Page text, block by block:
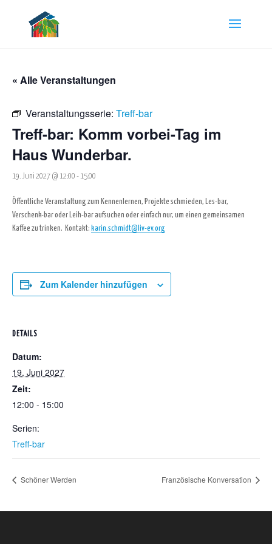
« Alle Veranstaltungen
Veranstaltungsserie: Treff-bar
Treff-bar: Komm vorbei-Tag im
Haus Wunderbar.
19. Juni 2027 @ 12:00 - 15:00
Öffentliche Veranstaltung zum Kennenlernen, Projekte schmieden, Les-bar,
Verschenk-bar oder Leih-bar aufsuchen oder einfach nur, um einen gemeinsamen
Kaffee zu trinken. Kontakt: karin.schmidt@liv-ev.org
Zum Kalender hinzufügen
DETAILS
Datum:
19. Juni 2027
Zeit:
12:00 - 15:00
Serien:
Treff-bar
Schöner Werden Französische Konversation